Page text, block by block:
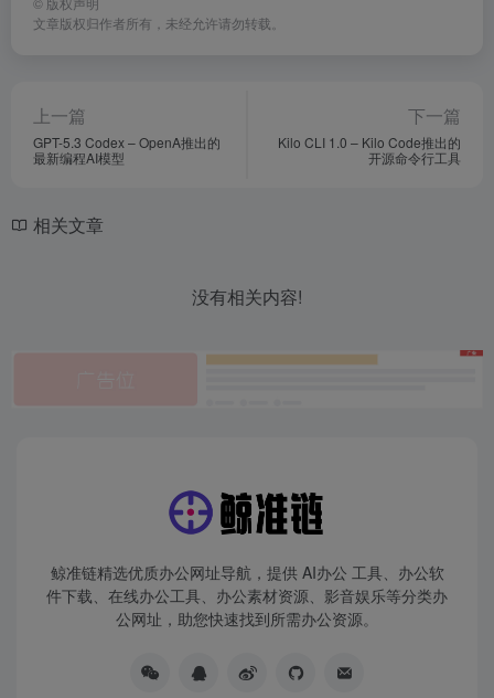
文章版权归作者所有，未经允许请勿转载。
上一篇
GPT-5.3 Codex – OpenA推出的
最新编程AI模型
下一篇
Kilo CLI 1.0 – Kilo Code推出的
开源命令行工具
相关文章
没有相关内容!
鲸准链精选优质办公网址导航，提供 AI办公 工具、办公软
件下载、在线办公工具、办公素材资源、影音娱乐等分类办
公网址，助您快速找到所需办公资源。